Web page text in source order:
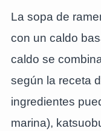
La sopa de
con un caldo
caldo se
según la receta
ingredientes
marina),